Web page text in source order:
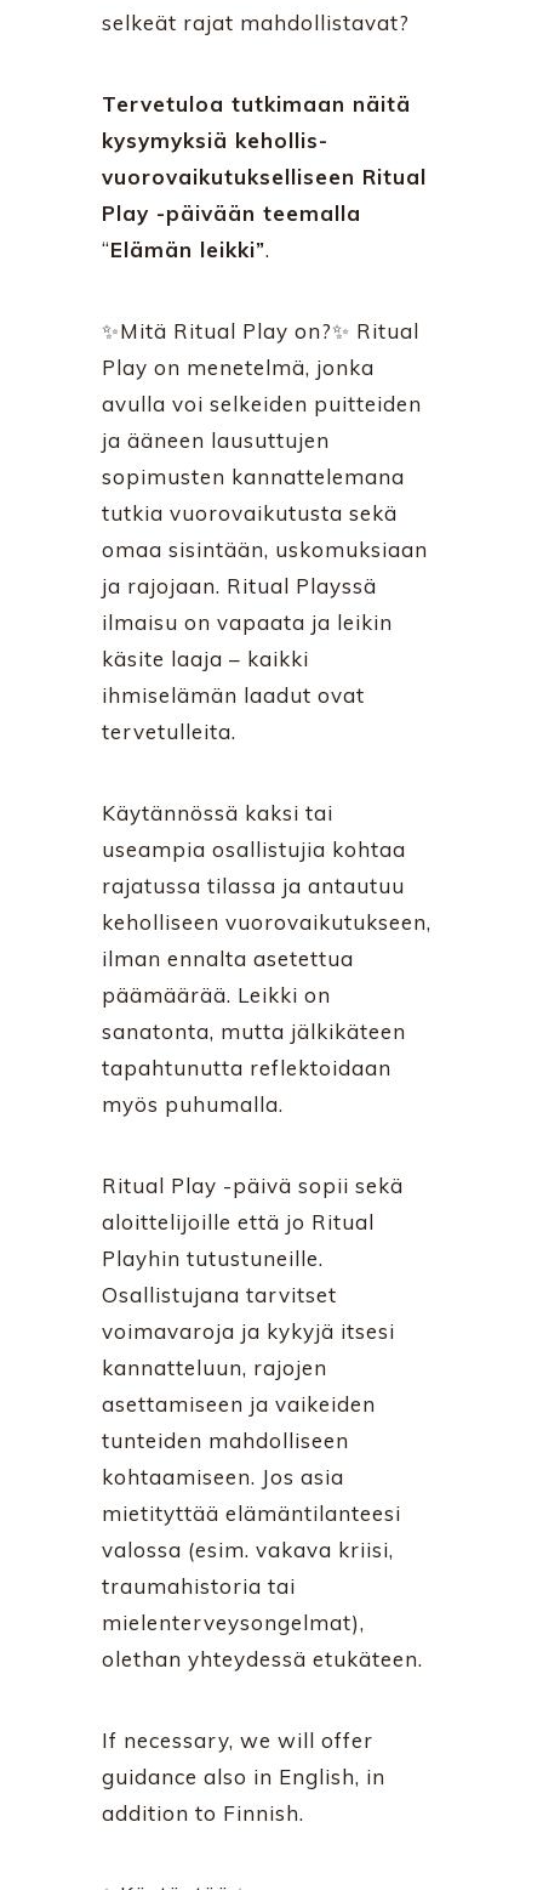
selkeät rajat mahdollistavat?
Tervetuloa tutkimaan näitä
kysymyksiä kehollis-
vuorovaikutukselliseen Ritual
Play -päivään teemalla
“Elämän leikki”.
✨Mitä Ritual Play on?✨ Ritual
Play on menetelmä, jonka
avulla voi selkeiden puitteiden
ja ääneen lausuttujen
sopimusten kannattelemana
tutkia vuorovaikutusta sekä
omaa sisintään, uskomuksiaan
ja rajojaan. Ritual Playssä
ilmaisu on vapaata ja leikin
käsite laaja – kaikki
ihmiselämän laadut ovat
tervetulleita.
Käytännössä kaksi tai
useampia osallistujia kohtaa
rajatussa tilassa ja antautuu
keholliseen vuorovaikutukseen,
ilman ennalta asetettua
päämäärää. Leikki on
sanatonta, mutta jälkikäteen
tapahtunutta reflektoidaan
myös puhumalla.
Ritual Play -päivä sopii sekä
aloittelijoille että jo Ritual
Playhin tutustuneille.
Osallistujana tarvitset
voimavaroja ja kykyjä itsesi
kannatteluun, rajojen
asettamiseen ja vaikeiden
tunteiden mahdolliseen
kohtaamiseen. Jos asia
mietityttää elämäntilanteesi
valossa (esim. vakava kriisi,
traumahistoria tai
mielenterveysongelmat),
olethan yhteydessä etukäteen.
If necessary, we will offer
guidance also in English, in
addition to Finnish.